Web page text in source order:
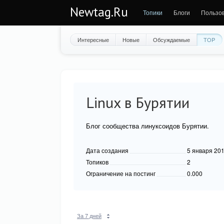
Newtag.Ru Топики Блоги
Интересные Новые Обсуждаемые TOP
Linux в Бурятии
Блог сообщества линуксоидов Бурятии.
Дата создания
5 января
Топиков
2
Ограничение на постинг
0.000
За 7 дней